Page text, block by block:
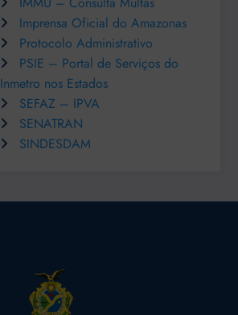
Imprensa Oficial do Amazonas
Protocolo Administrativo
PSIE – Portal de Serviços do
Inmetro nos Estados
SEFAZ – IPVA
SENATRAN
SINDESDAM